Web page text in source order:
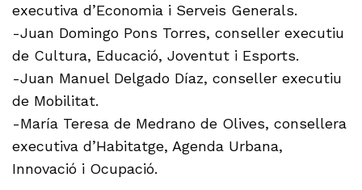
executiva d’Economia i Serveis Generals.
-Juan Domingo Pons Torres, conseller executiu
de Cultura, Educació, Joventut i Esports.
-Juan Manuel Delgado Díaz, conseller executiu
de Mobilitat.
-María Teresa de Medrano de Olives, consellera
executiva d’Habitatge, Agenda Urbana,
Innovació i Ocupació.